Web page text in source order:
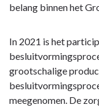
belang binnen het
In 2021 is het
grootschalige
meegenomen. De